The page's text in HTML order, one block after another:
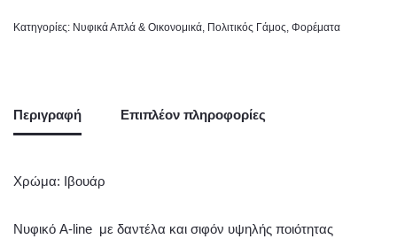
Κατηγορίες: Νυφικά Απλά & Οικονομικά Πολιτικός Γάμος Φορέματα
Περιγραφή Επιπλέον πληροφορίες
Χρώμα: Ιβουάρ
Νυφικό A-line με δαντέλα και σιφόν υψηλής ποιότητας